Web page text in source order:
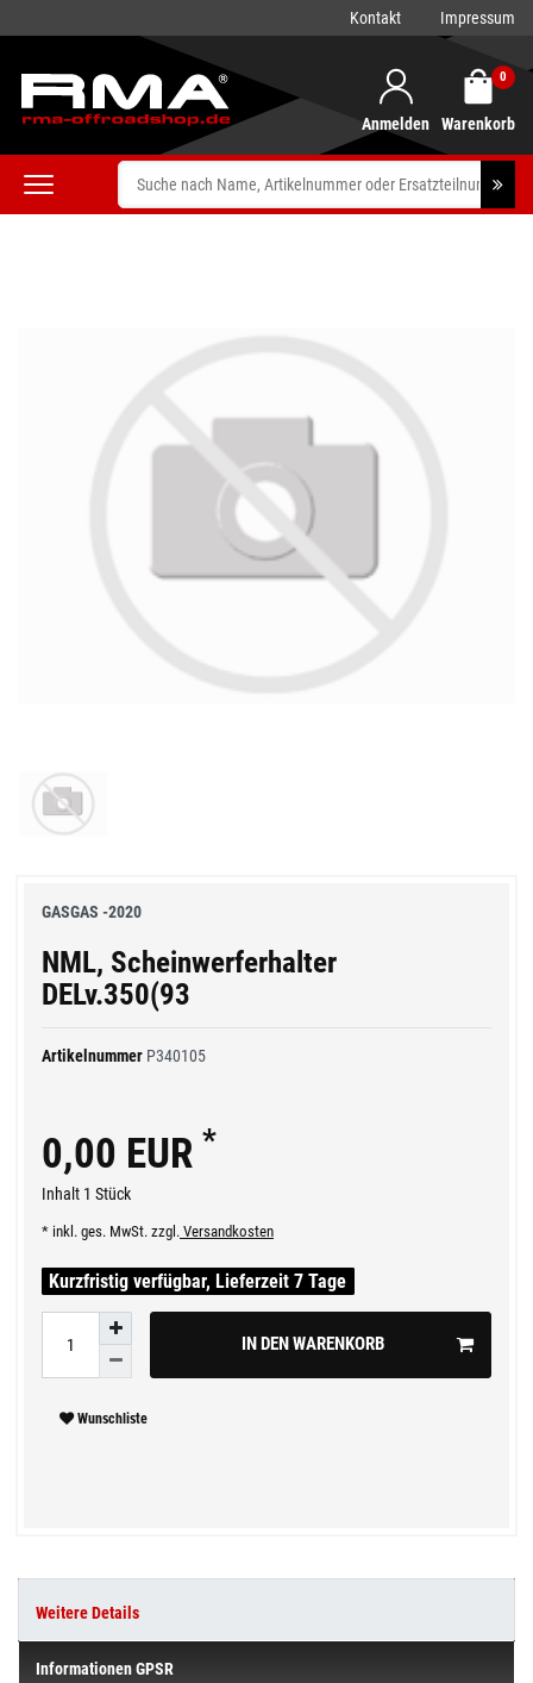
Kontakt Impressum
Anmelden
0
Warenkorb
GASGAS -2020
NML, Scheinwerferhalter
DELv.350(93
Artikelnummer P340105
0,00 EUR *
Inhalt 1 Stück
* inkl. ges. MwSt. zzgl. Versandkosten
Kurzfristig verfügbar, Lieferzeit 7 Tage
IN DEN WARENKORB
Wunschliste
Weitere Details
Informationen GPSR